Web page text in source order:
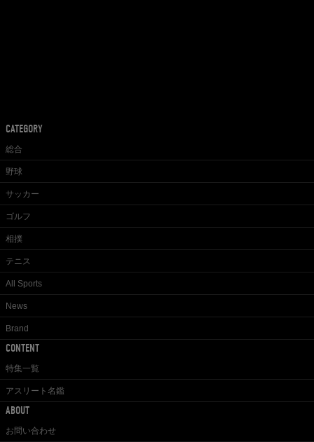
CATEGORY
総合
野球
サッカー
ゴルフ
相撲
テニス
All Sports
News
Brand
CONTENT
特集一覧
アスリート名鑑
ABOUT
お問い合わせ